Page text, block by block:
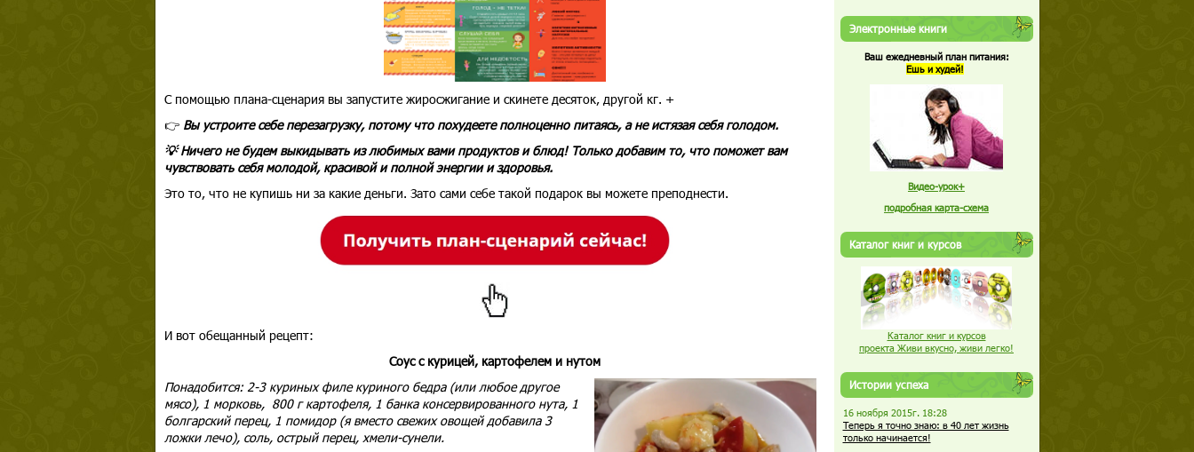
С помощью плана-сценария вы запустите жиросжигание и скинете десяток, другой кг. +
👉 Вы устроите себе перезагрузку, потому что похудеете полноценно питаясь, а не истязая себя голодом.
💡 Ничего не будем выкидывать из любимых вами продуктов и блюд! Только добавим то, что поможет вам
чувствовать себя молодой, красивой и полной энергии и здоровья.
Это то, что не купишь ни за какие деньги. Зато сами себе такой подарок вы можете преподнести.
И вот обещанный рецепт:
Соус с курицей, картофелем и нутом
Понадобится: 2-3 куриных филе куриного бедра (или любое другое
мясо), 1 морковь, 800 г картофеля, 1 банка консервированного нута, 1
болгарский перец, 1 помидор (я вместо свежих овощей добавила 3
ложки лечо), соль, острый перец, хмели-сунели.
Электронные книги
Ваш ежедневный план питания:
Ешь и худей!
Видео-урок+
подробная карта-схема
Каталог книг и курсов
Каталог книг и курсов
проекта Живи вкусно, живи легко!
Истории успеха
16 ноября 2015г. 18:28
Теперь я точно знаю: в 40 лет жизнь
только начинается!